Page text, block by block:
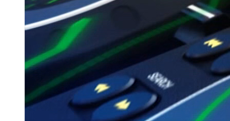
Минзәлә
107,3 FM
Мөслим
100,0 FM
Нурлат